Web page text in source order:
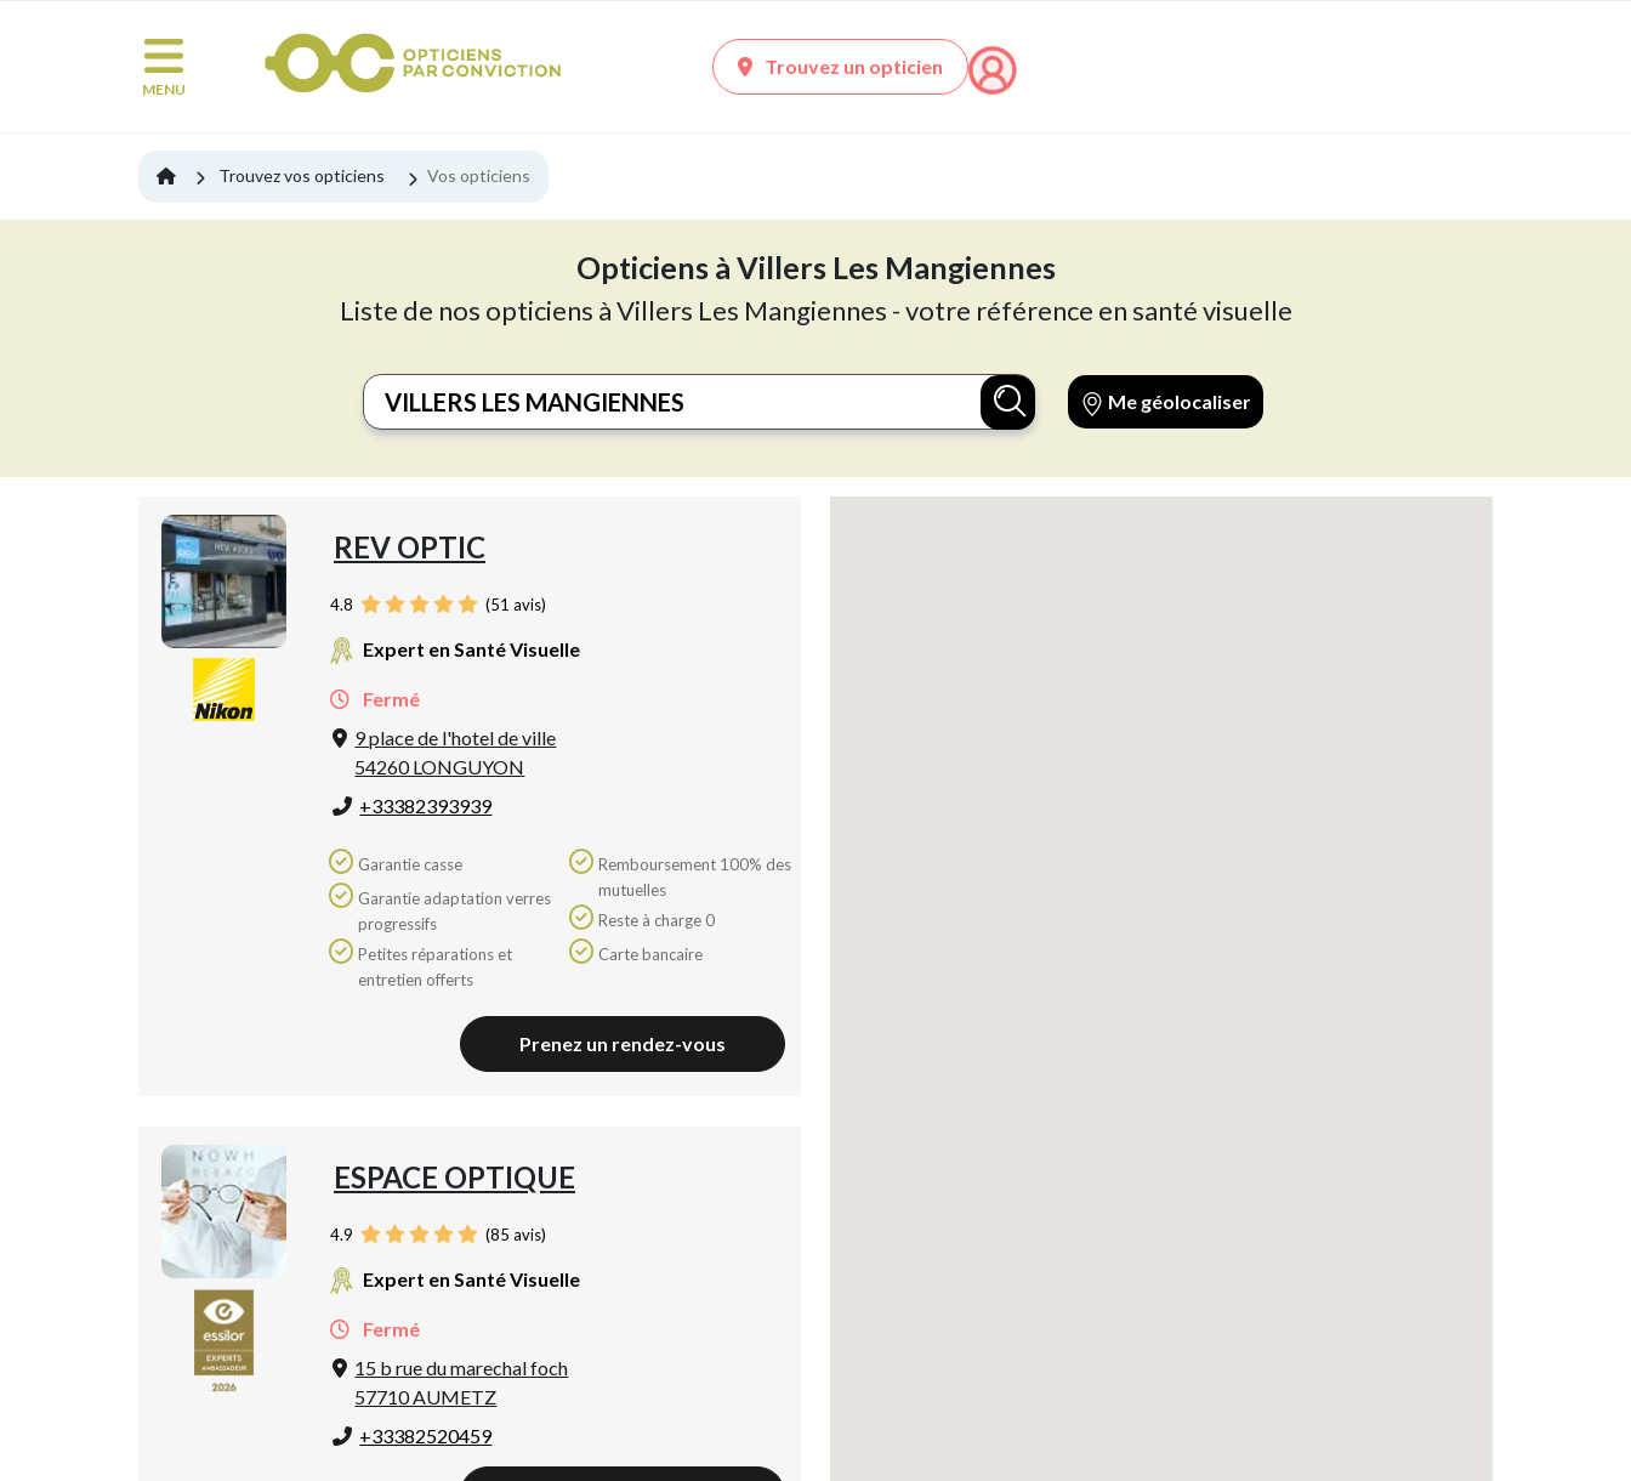
MENU
Trouvez un opticien
Trouvez vos opticiens Vos opticiens
Opticiens à Villers Les Mangiennes
Liste de nos opticiens à Villers Les Mangiennes - votre référence en santé visuelle
Me géolocaliser
REV OPTIC
4.8 (51 avis)
Expert en Santé Visuelle
Fermé
9 place de l'hotel de ville
54260 LONGUYON
+33382393939
Garantie casse
progressifs
entretien offerts
mutuelles
Reste à charge 0
Carte bancaire
Prenez un rendez-vous
ESPACE OPTIQUE
4.9 (85 avis)
Expert en Santé Visuelle
Fermé
15 b rue du marechal foch
57710 AUMETZ
+33382520459